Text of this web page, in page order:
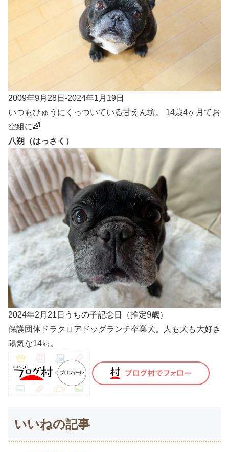
2009年9月28日-2024年1月19日
いつもひゅうにくっついている甘えん坊。 14歳4ヶ月でお
空組に🌈
八朔（はっさく）
2024年2月21日うちの子記念日（推定9歳）
保護団体ドラクロアドッグランチ卒業犬。人も犬も大好き
陽気な14㎏。
いいねの記事